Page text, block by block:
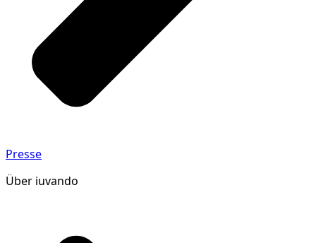
Presse
Über iuvando